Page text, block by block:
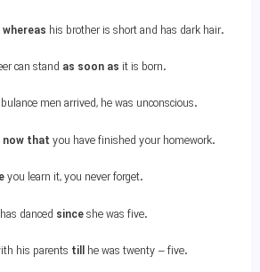
whereas his brother is short and has dark hair.
can stand as soon as it is born.
men arrived, he was unconscious.
now that you have finished your homework.
you learn it, you never forget.
danced sinceshe was five.
his parents till he was twenty – five.